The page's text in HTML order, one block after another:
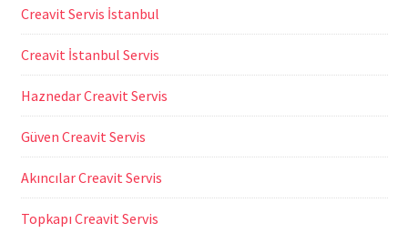
Creavit Servis İstanbul
Creavit İstanbul Servis
Haznedar Creavit Servis
Güven Creavit Servis
Akıncılar Creavit Servis
Topkapı Creavit Servis